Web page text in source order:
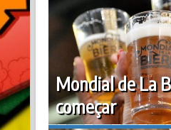
Mondial de La
começar